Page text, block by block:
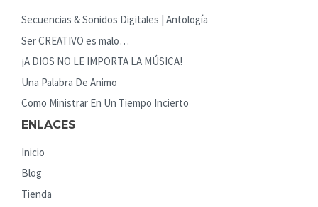
Secuencias & Sonidos Digitales | Antología
Ser CREATIVO es malo…
¡A DIOS NO LE IMPORTA LA MÚSICA!
Una Palabra De Animo
Como Ministrar En Un Tiempo Incierto
ENLACES
Inicio
Blog
Tienda